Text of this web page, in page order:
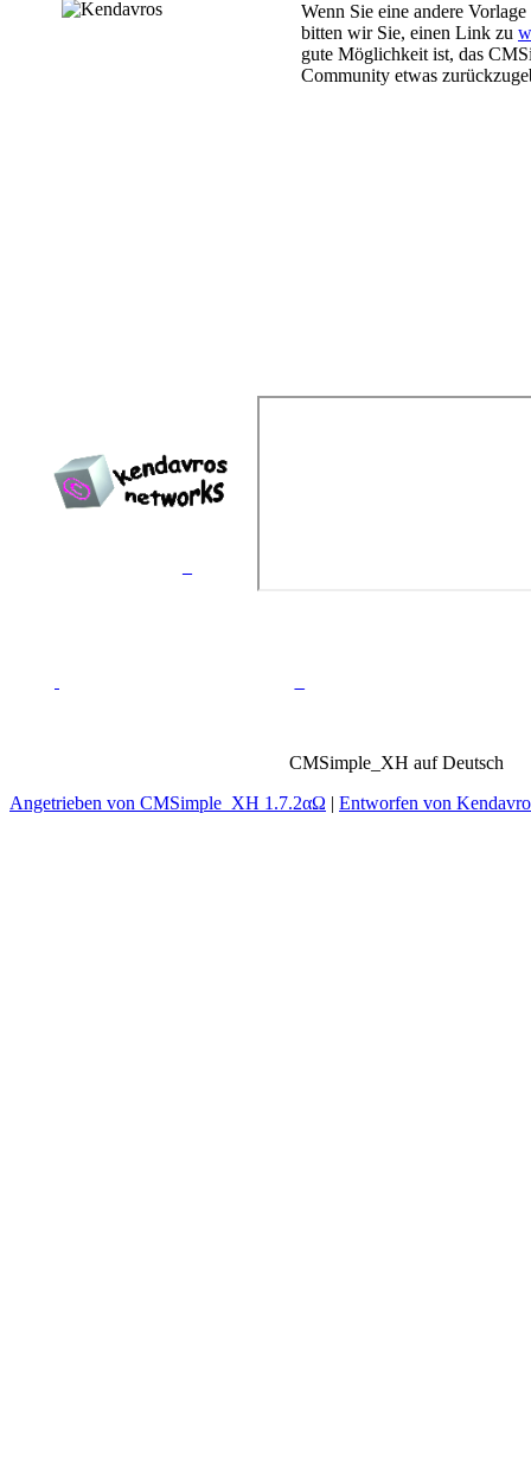
Wenn Sie eine andere
bitten wir Sie, einen Link zu
gute Möglichkeit ist, das
Community etwas
CMSimple_XH auf Deutsch
Angetrieben von CMSimple_XH 1.7.2αΩ | Entworfen von